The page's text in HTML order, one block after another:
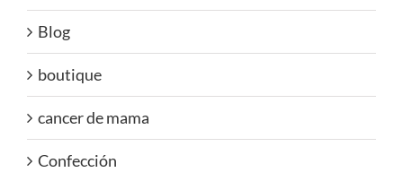
Blog
boutique
cancer de mama
Confección